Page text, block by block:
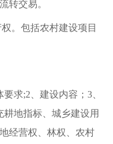
转交易。
。包括农村建设项目
要求;2、建设内容；3、
地指标、城乡建设用
经营权、林权、农村